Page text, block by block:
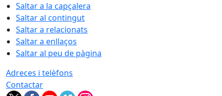
Saltar a la capçalera
Saltar al contingut
Saltar a relacionats
Saltar a enllaços
Saltar al peu de pàgina
Adreces i telèfons
Contactar